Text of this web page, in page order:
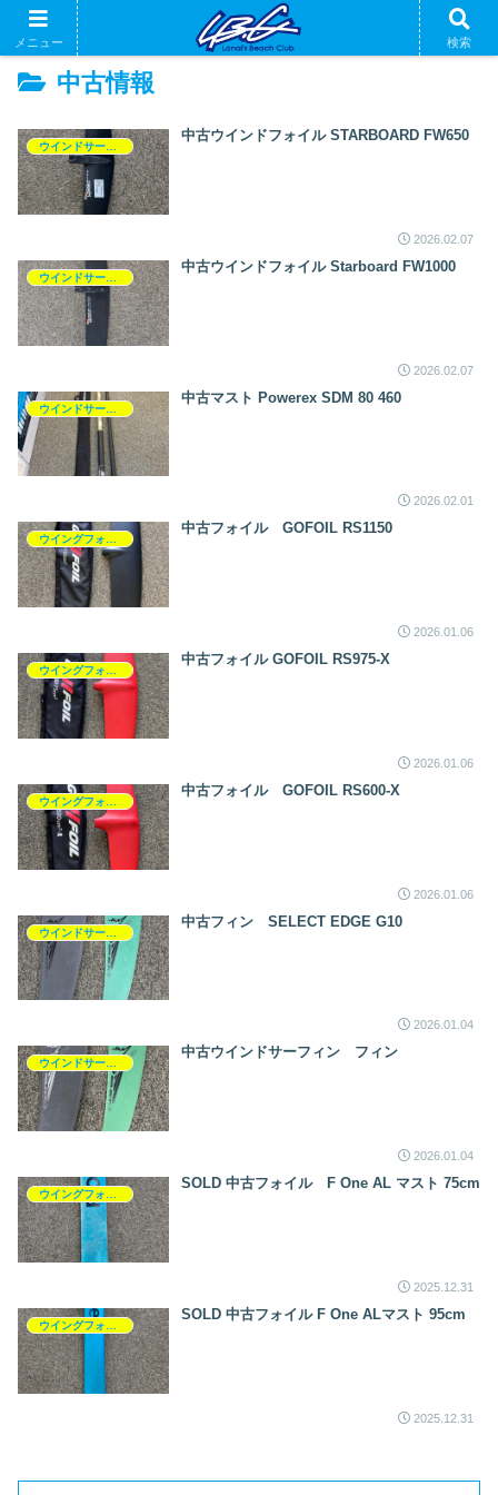
中古情報
中古ウインドフォイル STARBOARD FW650
2026.02.07
中古ウインドフォイル Starboard FW1000
2026.02.07
中古マスト Powerex SDM 80 460
2026.02.01
ウイングフォイル
中古フォイル GOFOIL RS1150
2026.01.06
中古フォイル GOFOIL RS975-X
2026.01.06
中古フォイル GOFOIL RS600-X
2026.01.06
中古フィン SELECT EDGE G10
2026.01.04
ウインドサーフィン
中古ウインドサーフィン フィン
2026.01.04
SOLD 中古フォイル F One AL マスト 75cm
2025.12.31
SOLD 中古フォイル F One ALマスト 95cm
2025.12.31
メニュー 検索